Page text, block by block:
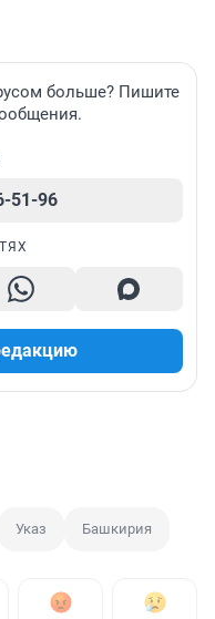
больше? Пишите
51-96
Указ Башкирия